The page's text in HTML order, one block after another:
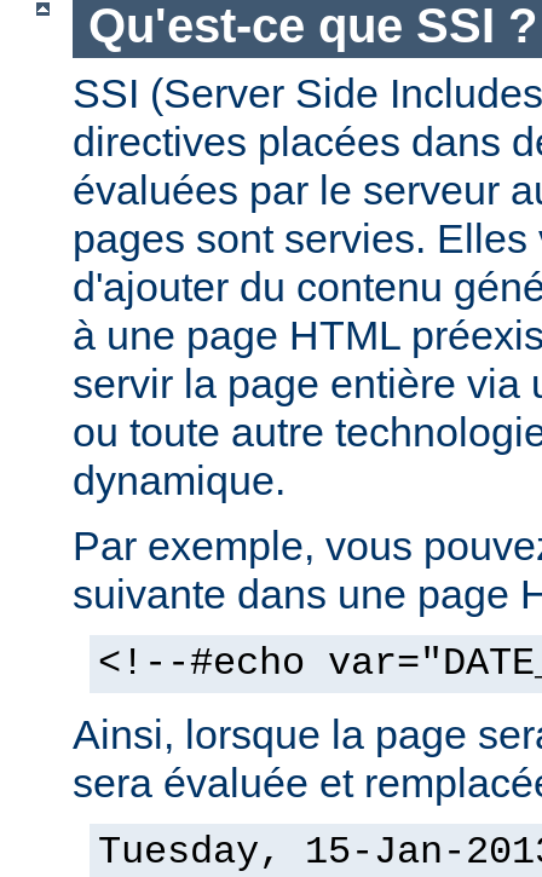
Qu'est-ce que SSI ?
SSI (Server Side
directives placées dans
évaluées par le serveur
pages sont servies.
d'ajouter du contenu
à une page HTML
servir la page entière via
ou toute autre
dynamique.
Par exemple, vous
suivante dans une page
<!--#echo
Ainsi, lorsque la page
sera évaluée et
Tuesday, 15-Jan-